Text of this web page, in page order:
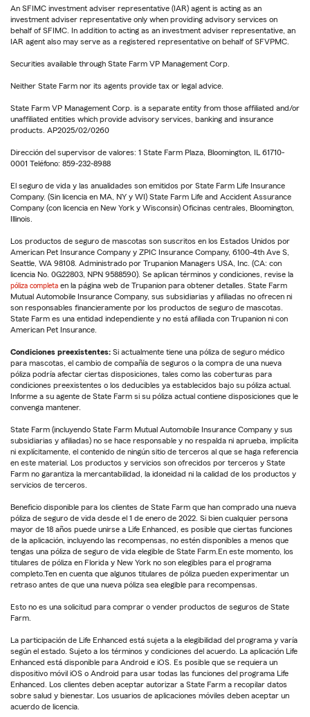
An SFIMC investment adviser representative (IAR) agent is acting as an
investment adviser representative only when providing advisory services on
behalf of SFIMC. In addition to acting as an investment adviser representative, an
IAR agent also may serve as a registered representative on behalf of SFVPMC.
Securities available through State Farm VP Management Corp.
Neither State Farm nor its agents provide tax or legal advice.
State Farm VP Management Corp. is a separate entity from those affiliated and/or
unaffiliated entities which provide advisory services, banking and insurance
products. AP2025/02/0260
Dirección del supervisor de valores: 1 State Farm Plaza, Bloomington, IL 61710-
0001 Teléfono: 859-232-8988
El seguro de vida y las anualidades son emitidos por State Farm Life Insurance
Company. (Sin licencia en MA, NY y WI) State Farm Life and Accident Assurance
Company (con licencia en New York y Wisconsin) Oficinas centrales, Bloomington,
Illinois.
Los productos de seguro de mascotas son suscritos en los Estados Unidos por
American Pet Insurance Company y ZPIC Insurance Company, 6100-4th Ave S,
Seattle, WA 98108. Administrado por Trupanion Managers USA, Inc. (CA: con
licencia No. 0G22803, NPN 9588590). Se aplican términos y condiciones, revise la
póliza completa en la página web de Trupanion para obtener detalles. State Farm
Mutual Automobile Insurance Company, sus subsidiarias y afiliadas no ofrecen ni
son responsables financieramente por los productos de seguro de mascotas.
State Farm es una entidad independiente y no está afiliada con Trupanion ni con
American Pet Insurance.
Condiciones preexistentes: Si actualmente tiene una póliza de seguro médico
para mascotas, el cambio de compañía de seguros o la compra de una nueva
póliza podría afectar ciertas disposiciones, tales como las coberturas para
condiciones preexistentes o los deducibles ya establecidos bajo su póliza actual.
Informe a su agente de State Farm si su póliza actual contiene disposiciones que le
convenga mantener.
State Farm (incluyendo State Farm Mutual Automobile Insurance Company y sus
subsidiarias y afiliadas) no se hace responsable y no respalda ni aprueba, implícita
ni explícitamente, el contenido de ningún sitio de terceros al que se haga referencia
en este material. Los productos y servicios son ofrecidos por terceros y State
Farm no garantiza la mercantabilidad, la idoneidad ni la calidad de los productos y
servicios de terceros.
Beneficio disponible para los clientes de State Farm que han comprado una nueva
póliza de seguro de vida desde el 1 de enero de 2022. Si bien cualquier persona
mayor de 18 años puede unirse a Life Enhanced, es posible que ciertas funciones
de la aplicación, incluyendo las recompensas, no estén disponibles a menos que
tengas una póliza de seguro de vida elegible de State Farm.En este momento, los
titulares de póliza en Florida y New York no son elegibles para el programa
completo.Ten en cuenta que algunos titulares de póliza pueden experimentar un
retraso antes de que una nueva póliza sea elegible para recompensas.
Esto no es una solicitud para comprar o vender productos de seguros de State
Farm.
La participación de Life Enhanced está sujeta a la elegibilidad del programa y varía
según el estado. Sujeto a los términos y condiciones del acuerdo. La aplicación Life
Enhanced está disponible para Android e iOS. Es posible que se requiera un
dispositivo móvil iOS o Android para usar todas las funciones del programa Life
Enhanced. Los clientes deben aceptar autorizar a State Farm a recopilar datos
sobre salud y bienestar. Los usuarios de aplicaciones móviles deben aceptar un
acuerdo de licencia.